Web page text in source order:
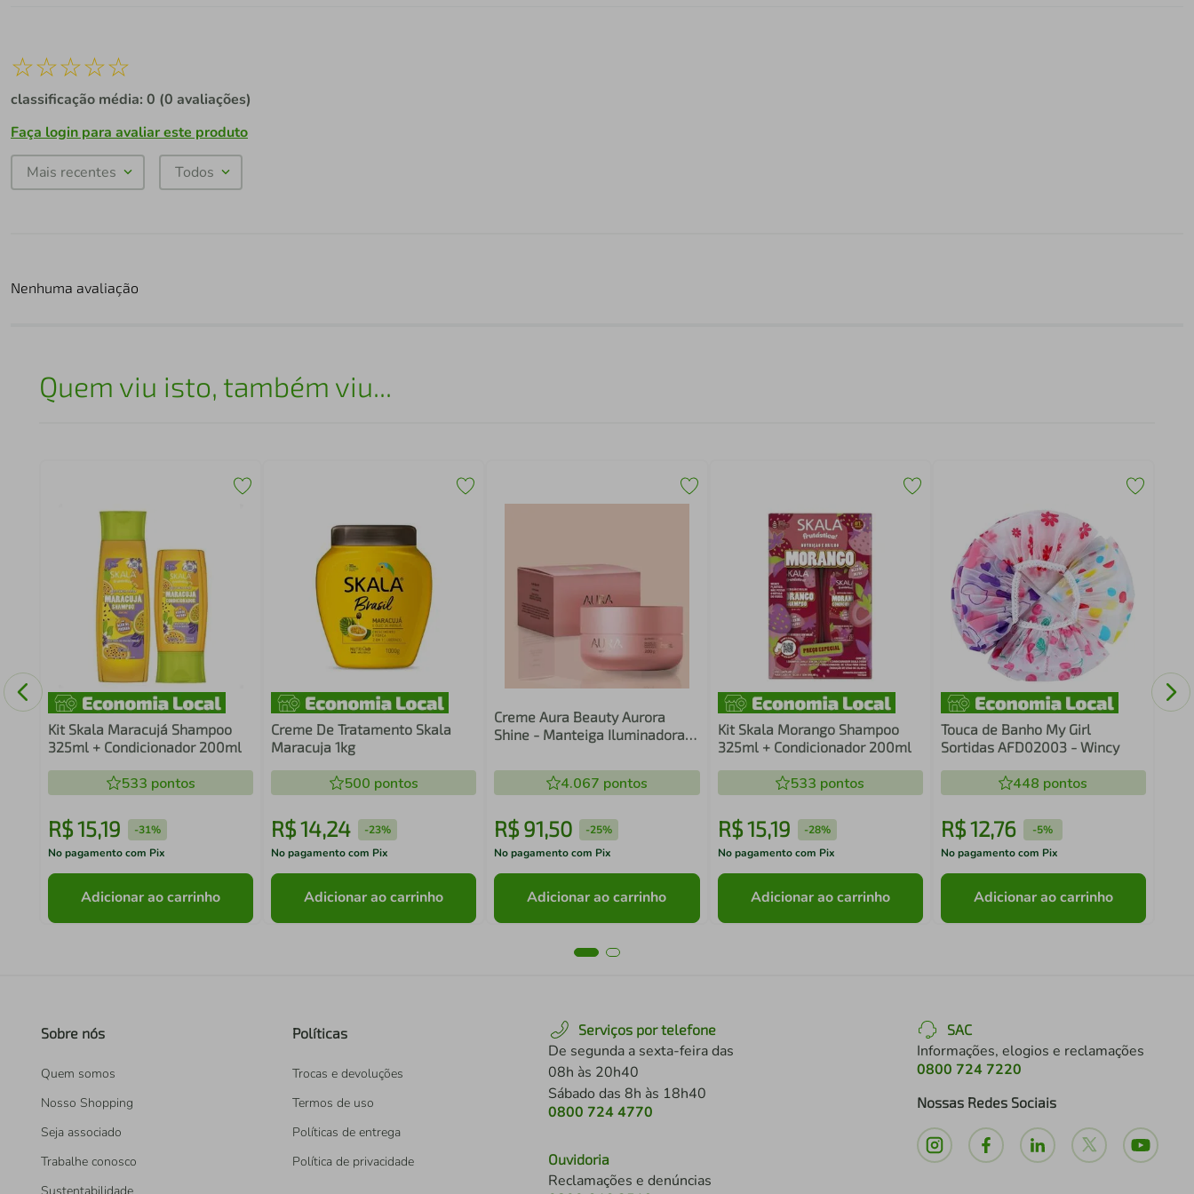
☆☆☆☆☆
classificação média: 0 (0 avaliações)
Faça login para avaliar este produto
Mais recentes Todos
Nenhuma avaliação
Quem viu isto, também viu...
Kit Skala Maracujá Shampoo
325ml + Condicionador 200ml
533 pontos
R$15,19 -31%
No pagamento com Pix
Adicionar ao carrinho
Creme De Tratamento Skala
Maracuja 1kg
500 pontos
R$14,24 -23%
No pagamento com Pix
Adicionar ao carrinho
Creme Aura Beauty Aurora
Shine - Manteiga Iluminadora -
4.067 pontos
R$91,50 -25%
No pagamento com Pix
Adicionar ao carrinho
Kit Skala Morango Shampoo
325ml + Condicionador 200ml
533 pontos
R$15,19 -28%
No pagamento com Pix
Adicionar ao carrinho
Touca de Banho My Girl
Sortidas AFD02003 - Wincy
448 pontos
R$12,76 -5%
No pagamento com Pix
Adicionar ao carrinho
Sobre nós
Quem somos
Nosso Shopping
Seja associado
Trabalhe conosco
Políticas
Trocas e devoluções
Termos de uso
Políticas de entrega
Política de privacidade
Serviços por telefone
De segunda a sexta-feira das
08h às 20h40
Sábado das 8h às 18h40
0800 724 4770
Ouvidoria
Reclamações e denúncias
SAC
Informações, elogios e reclamações
0800 724 7220
Nossas Redes Sociais